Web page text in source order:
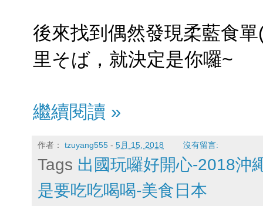
後來找到偶然發現柔藍食
里そば，就決定是你囉~
繼續閱讀 »
作者： tzuyang555 - 5月 15, 2018 沒有留言:
Tags 出國玩囉好開心-2018沖
是要吃吃喝喝-美食日本